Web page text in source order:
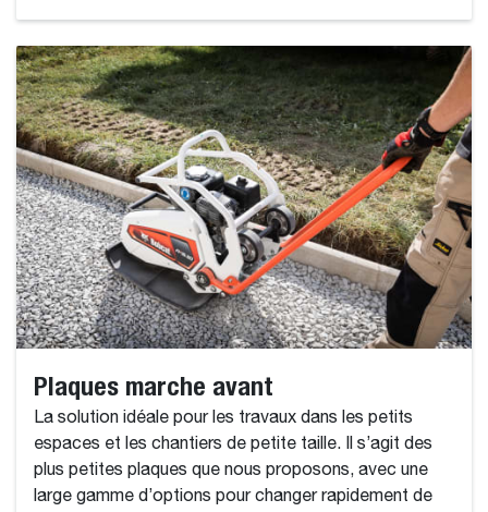
Plaques marche avant
La solution idéale pour les travaux dans les petits
espaces et les chantiers de petite taille. Il s’agit des
plus petites plaques que nous proposons, avec une
large gamme d’options pour changer rapidement de